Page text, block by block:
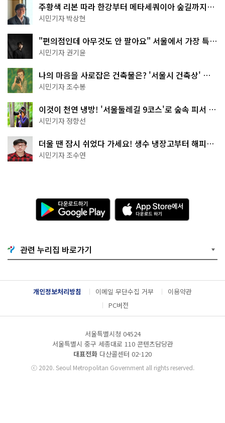
주황색 리본 따라 한강부터 메타세쿼이아 숲길까지…
서울둘레길 15코스
시민기자 박상현
"편의점인데 아무것도 안 팔아요" 서울에서 가장 특별
한 편의점의 정체
시민기자 권기윤
나의 마음을 사로잡은 건축물은? '서울시 건축상' 수
상작 공개!
시민기자 조수봉
이것이 천연 냉방! '서울둘레길 9코스'로 숲속 피서 떠
나볼까
시민기자 정향선
더울 땐 잠시 쉬었다 가세요! 생수 냉장고부터 해피소
·무더위쉼터까지
시민기자 조수연
다
운
로
기
G
o
g
l
e
l
A
p
p
e
서
다
운
드
관련 누리집 바로가기
개인정보처리방침 이메일 무단수집 거부
이용약관
PC버전
서울특별시청 04524
서울특별시 중구 세종대로 110 콘텐츠담당관
대표전화 다산콜센터 02-120
ⓒ2020. Seoul Metropolitan Government all rights reserved.